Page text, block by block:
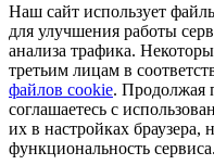
Наш сайт использует
для улучшения работы
анализа трафика.
третьим лицам в
файлов cookie. Продолжая
соглашаетесь с
их в настройках браузера,
функциональность сервиса.